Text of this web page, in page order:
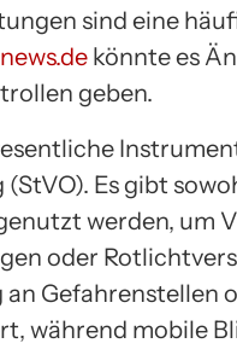
sind eine
news.de könnte es
geben.
Es gibt
werden, um
oder
Gefahrenstellen
während mobile